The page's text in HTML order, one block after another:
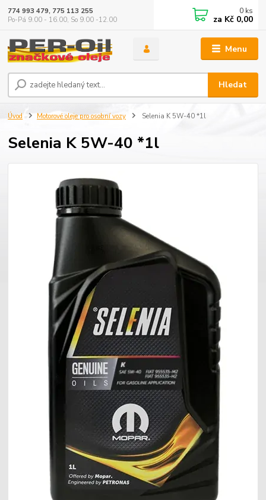
Menu
Hledat
774 993 479, 775 113 255
Po-Pá 9.00 - 16.00, So 9.00 -12.00
0 ks
za Kč 0,00
Úvod Motorové oleje pro osobní vozy Selenia K 5W-40 *1l
Selenia K 5W-40 *1l